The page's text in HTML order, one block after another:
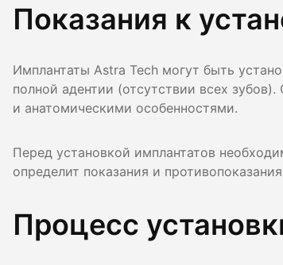
Показания к
Имплантаты Astra Tech могут быть
полной адентии (отсутствии всех
и анатомическими особенностями.
Перед установкой имплантатов
определит показания и
Процесс